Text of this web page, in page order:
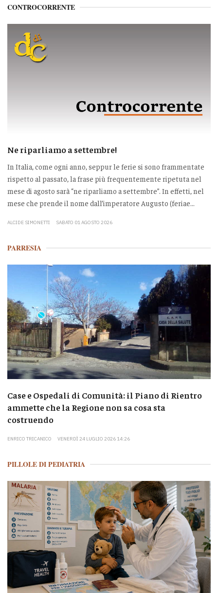
CONTROCORRENTE
Ne riparliamo a settembre!
In Italia, come ogni anno, seppur le ferie si sono frammentate
rispetto al passato, la frase più frequentemente ripetuta nel
mese di agosto sarà “ne riparliamo a settembre”. In effetti, nel
mese che prende il nome dall’imperatore Augusto (feriae...
ALCIDE SIMONETTI SABATO 01 AGOSTO 2026
PARRESIA
Case e Ospedali di Comunità: il Piano di Rientro
ammette che la Regione non sa cosa sta
costruendo
ENRICO TRICANICO VENERDÌ 24 LUGLIO 2026 14:26
PILLOLE DI PEDIATRIA